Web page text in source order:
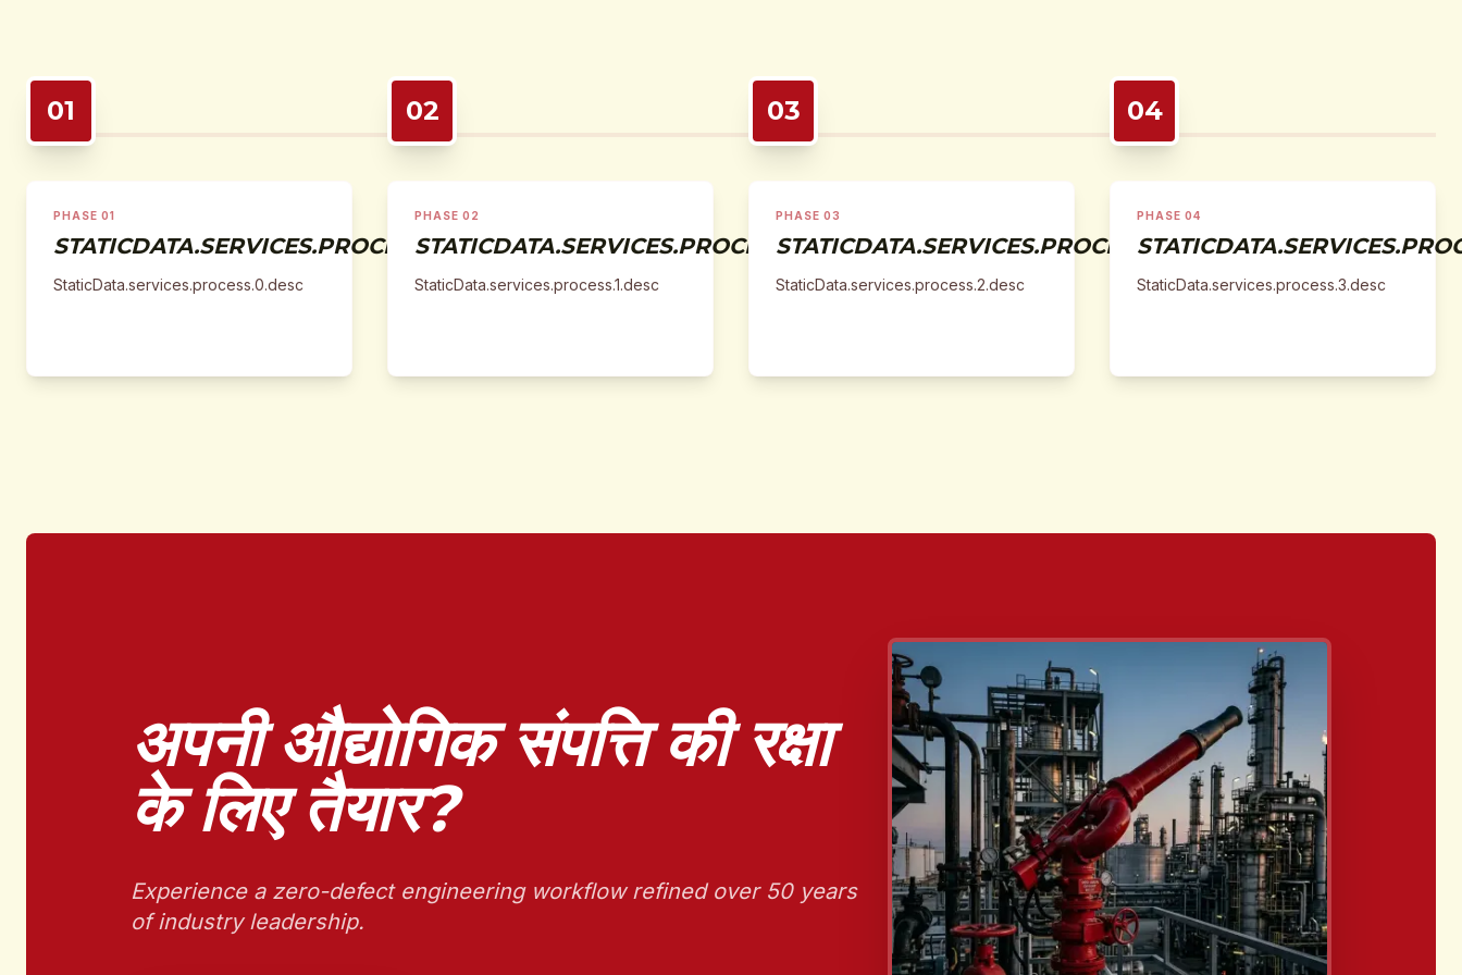
01
PHASE 01
STATICDATA.SERVICES.PROCESS.0.TITLE
StaticData.services.process.0.desc
02
PHASE 02
STATICDATA.SERVICES.PROCESS.1.TITLE
StaticData.services.process.1.desc
03
PHASE 03
STATICDATA.SERVICES.PROCESS.2.TITLE
StaticData.services.process.2.desc
04
PHASE 04
StaticData.services.process.3.desc
अपनी औद्योगिक संपत्ति की रक्षा
के लिए तैयार?
Experience a zero-defect engineering workflow refined over 50 years
of industry leadership.